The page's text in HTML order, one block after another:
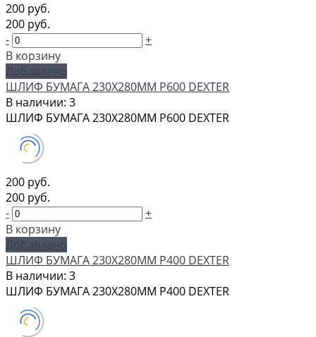
200 руб.
200 руб.
-
+
В корзину
Добавлено
ШЛИФ БУМАГА 230Х280ММ P600 DEXTER
В наличии: 3
ШЛИФ БУМАГА 230Х280ММ P600 DEXTER
200 руб.
200 руб.
-
+
В корзину
Добавлено
ШЛИФ БУМАГА 230Х280ММ P400 DEXTER
В наличии: 3
ШЛИФ БУМАГА 230Х280ММ P400 DEXTER